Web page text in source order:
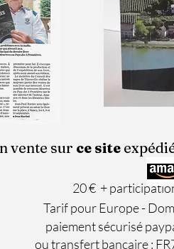
sur ce site ​
20 € +
Europe - Dom -
sécurisé paypal par
bancaire : FR76